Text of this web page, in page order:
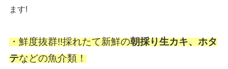
ます!
・鮮度抜群!!採れたて新鮮の朝採り生カキ、ホタ
テなどの魚介類！